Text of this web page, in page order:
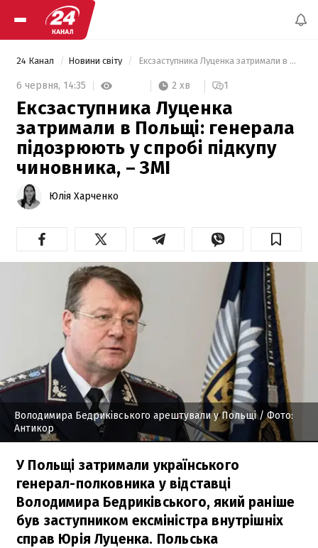
24 Канал Новини світу Ексзаступника Луценка затримали в Польщі: генерала підозрюють у спробі підкупу чиновника, – ЗМІ
6 червня, 14:35 2 хв 1
Ексзаступника Луценка
затримали в Польщі: генерала
підозрюють у спробі підкупу
чиновника, – ЗМІ
Юлія Харченко
Володимира Бедриківського арештували у Польщі/ Фото:
Антикор
У Польщі затримали українського
генерал-полковника у відставці
Володимира Бедриківського, який раніше
був заступником ексміністра внутрішніх
справ Юрія Луценка. Польська